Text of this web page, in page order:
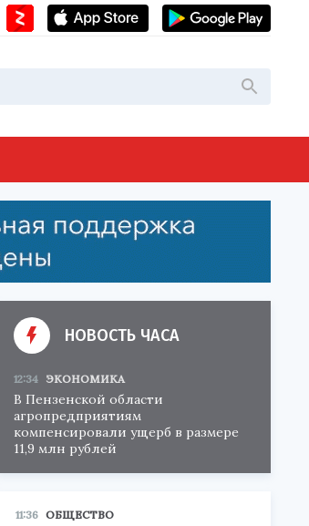
НОВОСТЬ ЧАСА
12:34 ЭКОНОМИКА
В Пензенской области
агропредприятиям
компенсировали ущерб в размере
11,9 млн рублей
11:36 ОБЩЕСТВО